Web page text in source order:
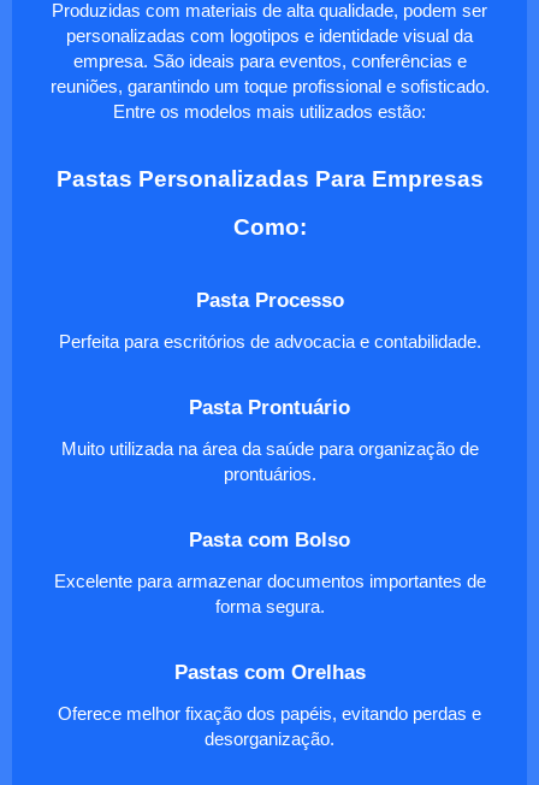
Produzidas com materiais de alta qualidade, podem ser
personalizadas com logotipos e identidade visual da
empresa. São ideais para eventos, conferências e
reuniões, garantindo um toque profissional e sofisticado.
Entre os modelos mais utilizados estão:
Pastas Personalizadas Para Empresas
Como:
Pasta Processo
Perfeita para escritórios de advocacia e contabilidade.
Pasta Prontuário
Muito utilizada na área da saúde para organização de
prontuários.
Pasta com Bolso
Excelente para armazenar documentos importantes de
forma segura.
Pastas com Orelhas
Oferece melhor fixação dos papéis, evitando perdas e
desorganização.